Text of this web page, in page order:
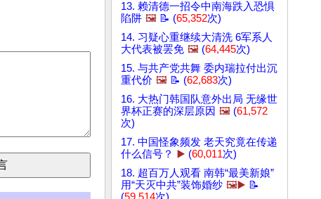
13. 赖清德一招令中南海跌入恐惧
陷阱 🖼️ 📝 (65,352次)
14. 习疑心重继续大清洗 6军系人
大代表被罢免 🖼️ (64,445次)
15. 与共产党共舞 委内瑞拉付出沉
重代价 🖼️ 📝 (62,683次)
16. 大热门韩国队意外出局 无缘世
界杯正赛的深层原因 🖼️ (61,572
次)
17. 中国怪象频发 老天究竟在传递
什么信号？
▶️ (60,011次)
18. 超百万人观看 南韩“最美新娘”
用“天灭中共”装饰婚纱 🖼️▶️ 📝